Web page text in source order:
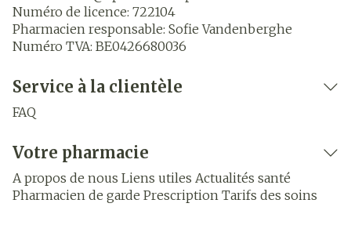
Numéro de licence: 722104
Pharmacien responsable: Sofie Vandenberghe
Numéro TVA: BE0426680036
Service à la clientèle
FAQ
Votre pharmacie
A propos de nous Liens utiles Actualités santé
Pharmacien de garde Prescription Tarifs des soins